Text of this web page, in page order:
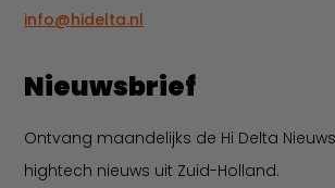
info@hidelta.nl
Nieuwsbrief
Ontvang maandelijks de Hi Delta
hightech nieuws uit Zuid-Holland.